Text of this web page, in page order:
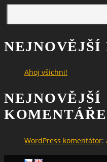
NEJNOVĚJŠÍ
Ahoj všichni!
NEJNOVĚJŠÍ
KOMENTÁŘE
WordPress komentátor: